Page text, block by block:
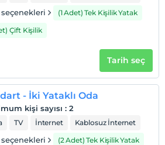
seçenekleri
(1 Adet) Tek Kişilik Yatak
Çift Kişilik
Tarih seç
- İki Yataklı Oda
kişi sayısı : 2
TV İnternet Kablosuz İnternet
seçenekleri (2 Adet) Tek Kişilik Yatak